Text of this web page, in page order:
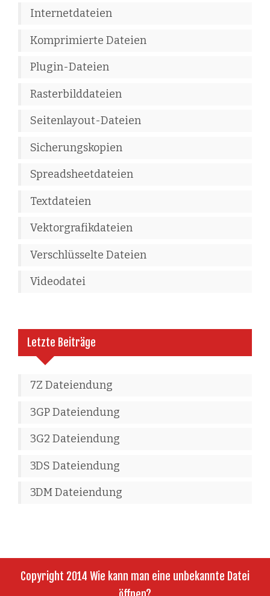
Internetdateien
Komprimierte Dateien
Plugin-Dateien
Rasterbilddateien
Seitenlayout-Dateien
Sicherungskopien
Spreadsheetdateien
Textdateien
Vektorgrafikdateien
Verschlüsselte Dateien
Videodatei
Letzte Beiträge
7Z Dateiendung
3GP Dateiendung
3G2 Dateiendung
3DS Dateiendung
3DM Dateiendung
Copyright 2014 Wie kann man eine unbekannte Datei